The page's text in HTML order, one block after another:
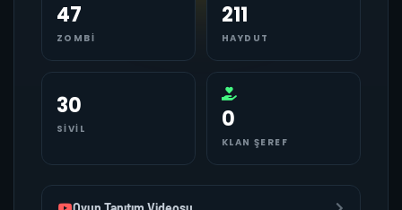
47
ZOMBI
211
HAYDUT
30
SIVIL 0
KLAN ŞEREF